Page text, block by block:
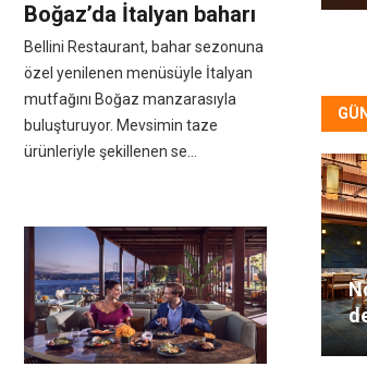
Boğaz’da İtalyan baharı
Bellini Restaurant, bahar sezonuna
özel yenilenen menüsüyle İtalyan
mutfağını Boğaz manzarasıyla
buluşturuyor. Mevsimin taze
ürünleriyle şekillenen se...